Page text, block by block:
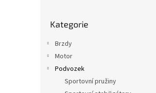
kategorie
Kategorie
Brzdy
Motor
Podvozek
Sportovní pružiny